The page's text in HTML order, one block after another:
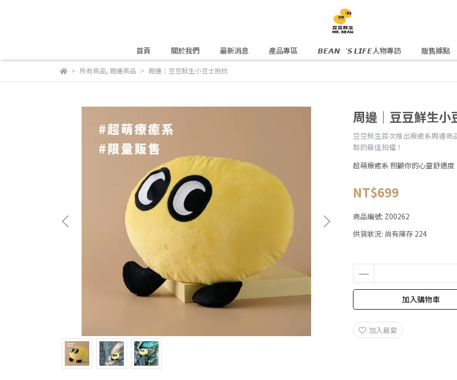
首頁 關於我們 最新消息 產品專區 𝘽𝙀𝘼𝙉‘𝙎 𝙇𝙄𝙁𝙀人物專訪 販售據點
所有商品, 周邊商品 周邊｜豆豆鮮生小豆士抱枕
周邊｜豆豆鮮生小
豆豆鮮生首次推出療癒系周邊
鬆的最佳拍檔！
超萌療癒系 照顧你的心靈舒適度
NT$699
商品編號: Z00262
供貨狀況: 尚有庫存 224
加入購物車
加入最愛